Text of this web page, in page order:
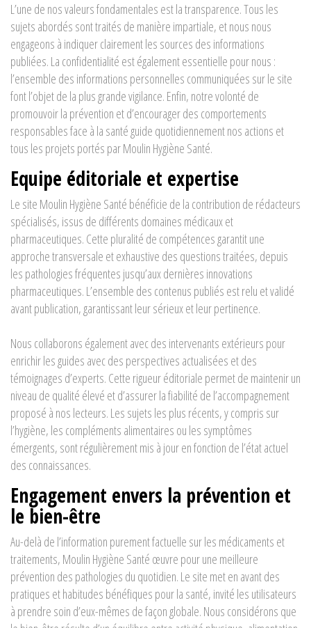
L’une de nos valeurs fondamentales est la transparence. Tous les
sujets abordés sont traités de manière impartiale, et nous nous
engageons à indiquer clairement les sources des informations
publiées. La confidentialité est également essentielle pour nous :
l’ensemble des informations personnelles communiquées sur le site
font l’objet de la plus grande vigilance. Enfin, notre volonté de
promouvoir la prévention et d’encourager des comportements
responsables face à la santé guide quotidiennement nos actions et
tous les projets portés par Moulin Hygiène Santé.
Equipe éditoriale et expertise
Le site Moulin Hygiène Santé bénéficie de la contribution de rédacteurs
spécialisés, issus de différents domaines médicaux et
pharmaceutiques. Cette pluralité de compétences garantit une
approche transversale et exhaustive des questions traitées, depuis
les pathologies fréquentes jusqu’aux dernières innovations
pharmaceutiques. L’ensemble des contenus publiés est relu et validé
avant publication, garantissant leur sérieux et leur pertinence.
Nous collaborons également avec des intervenants extérieurs pour
enrichir les guides avec des perspectives actualisées et des
témoignages d’experts. Cette rigueur éditoriale permet de maintenir un
niveau de qualité élevé et d’assurer la fiabilité de l’accompagnement
proposé à nos lecteurs. Les sujets les plus récents, y compris sur
l’hygiène, les compléments alimentaires ou les symptômes
émergents, sont régulièrement mis à jour en fonction de l’état actuel
des connaissances.
Engagement envers la prévention et
le bien-être
Au-delà de l’information purement factuelle sur les médicaments et
traitements, Moulin Hygiène Santé œuvre pour une meilleure
prévention des pathologies du quotidien. Le site met en avant des
pratiques et habitudes bénéfiques pour la santé, invité les utilisateurs
à prendre soin d’eux-mêmes de façon globale. Nous considérons que